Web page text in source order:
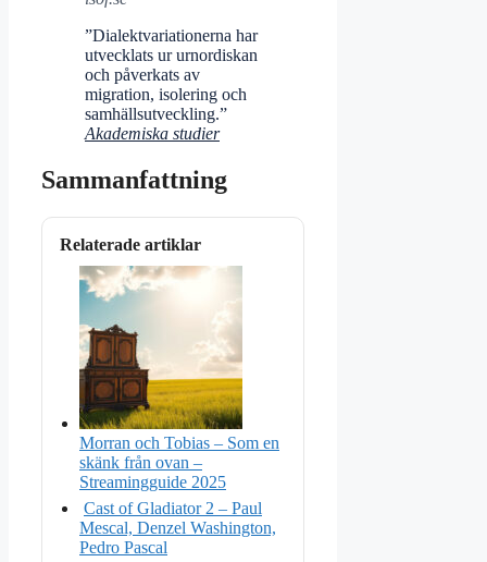
”Dialektvariationerna har
utvecklats ur urnordiskan
och påverkats av
migration, isolering och
samhällsutveckling.”
Akademiska studier
Sammanfattning
Relaterade artiklar
Morran och Tobias – Som en
skänk från ovan –
Streamingguide 2025
Cast of Gladiator 2 – Paul
Mescal, Denzel Washington,
Pedro Pascal